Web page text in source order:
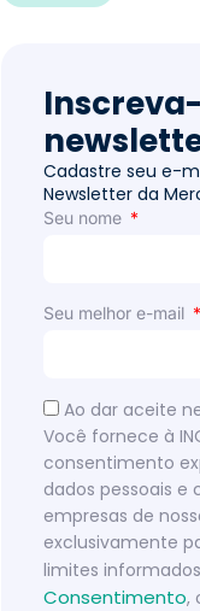
Cadastre seu e-
Newsletter da
Seu nome
Seu melhor e-mail
Ao dar aceite
Você fornece à
consentimento
dados pessoais
empresas de
exclusivamente
limites
Consentimento,